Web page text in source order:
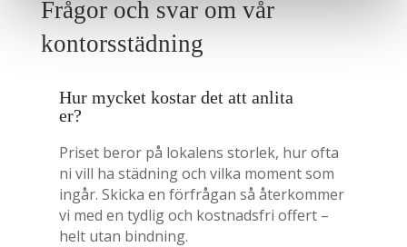
Frågor och svar om vår
kontorsstädning
Hur mycket kostar det att anlita
er?
Priset beror på lokalens storlek, hur ofta
ni vill ha städning och vilka moment som
ingår. Skicka en förfrågan så återkommer
vi med en tydlig och kostnadsfri offert –
helt utan bindning.